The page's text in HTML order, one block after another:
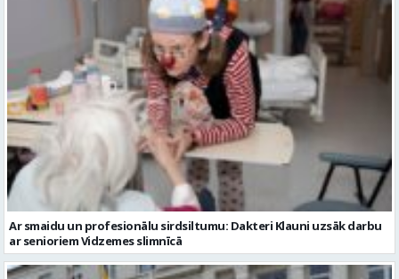
Ar smaidu un profesionālu sirdsiltumu: Dakteri Klauni uzsāk darbu
ar senioriem Vidzemes slimnīcā